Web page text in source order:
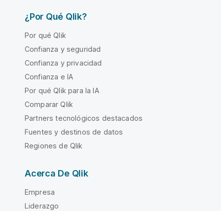
¿Por Qué Qlik?
Por qué Qlik
Confianza y seguridad
Confianza y privacidad
Confianza e IA
Por qué Qlik para la IA
Comparar Qlik
Partners tecnológicos destacados
Fuentes y destinos de datos
Regiones de Qlik
Acerca De Qlik
Empresa
Liderazgo